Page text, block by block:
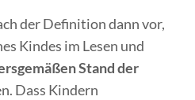
der Definition dann vor,
Kindes im Lesen und
Stand der
Dass Kindern